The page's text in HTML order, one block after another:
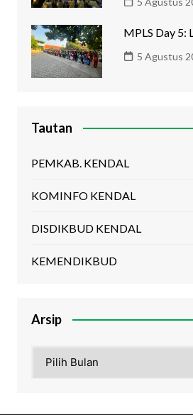
MPLS Day 5:
5 Agustus
Tautan
PEMKAB. KENDAL
KOMINFO KENDAL
DISDIKBUD KENDAL
KEMENDIKBUD
Arsip